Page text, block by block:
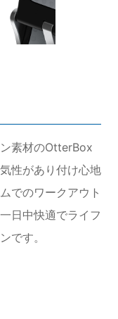
素材のOtterBox
性があり付け心地
でのワークアウト
日中快適でライフ
です。